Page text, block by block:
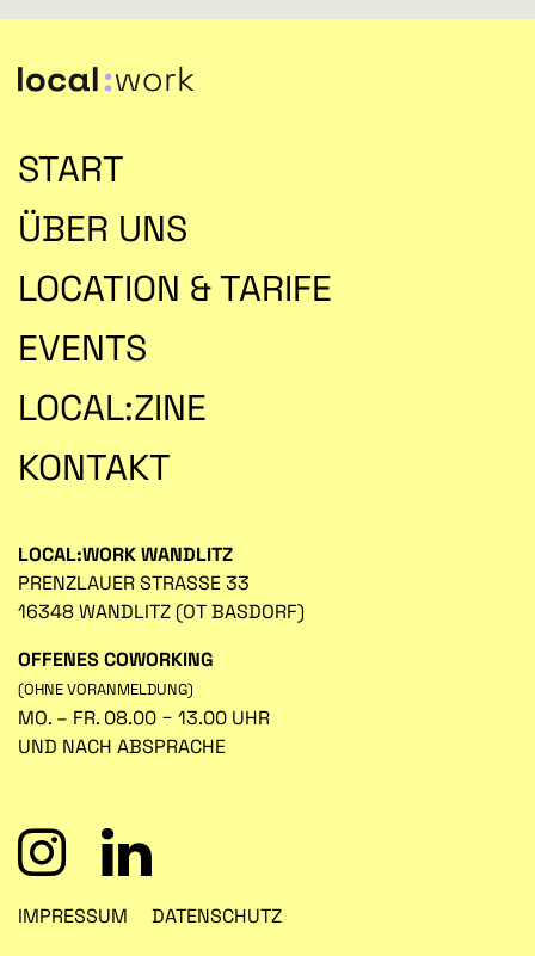
START
ÜBER UNS
LOCATION & TARIFE
EVENTS
LOCAL:ZINE
KONTAKT
LOCAL:WORK WANDLITZ
PRENZLAUER STRASSE 33
16348 WANDLITZ (OT BASDORF)
OFFENES COWORKING
(OHNE VORANMELDUNG)
MO. – FR. 08.00 − 13.00 UHR
UND NACH ABSPRACHE
IMPRESSUM DATENSCHUTZ